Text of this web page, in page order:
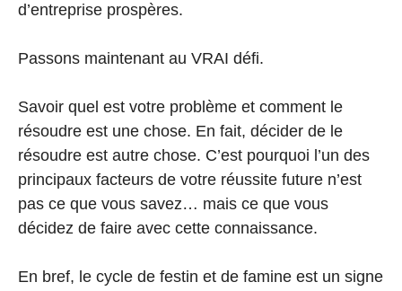
d’entreprise prospères.
Passons maintenant au VRAI défi.
Savoir quel est votre problème et comment le
résoudre est une chose. En fait, décider de le
résoudre est autre chose. C’est pourquoi l’un des
principaux facteurs de votre réussite future n’est
pas ce que vous savez… mais ce que vous
décidez de faire avec cette connaissance.
En bref, le cycle de festin et de famine est un signe